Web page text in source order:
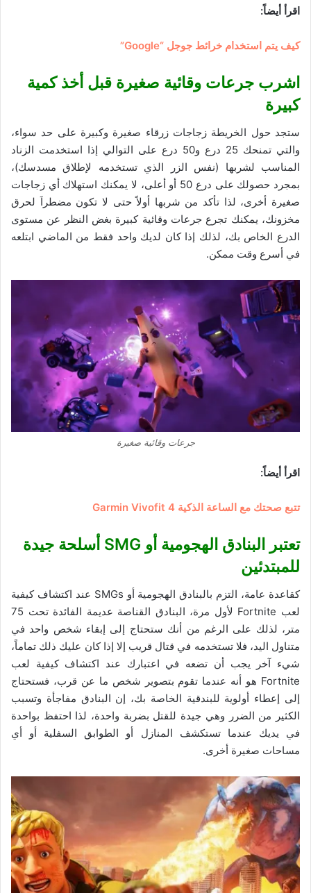
اقرأ أيضاً:
كيف يتم استخدام خرائط جوجل “Google”
اشرب جرعات وقائية صغيرة قبل أخذ كمية
كبيرة
ستجد حول الخريطة زجاجات زرقاء صغيرة وكبيرة على حد سواء،
والتي تمنحك 25 درع و50 درع على التوالي إذا استخدمت الزناد
المناسب لشربها (نفس الزر الذي تستخدمه لإطلاق مسدسك)،
بمجرد حصولك على درع 50 أو أعلى، لا يمكنك استهلاك أي زجاجات
صغيرة أخرى، لذا تأكد من شربها أولاً حتى لا تكون مضطراَ لحرق
مخزونك، يمكنك تجرع جرعات وقائية كبيرة بغض النظر عن مستوى
الدرع الخاص بك، لذلك إذا كان لديك واحد فقط من الماضي ابتلعه
في أسرع وقت ممكن.
جرعات وقائية صغيرة
اقرأ أيضاً:
تتبع صحتك مع الساعة الذكية Garmin Vivofit 4
تعتبر البنادق الهجومية أو
أسلحة جيدة
للمبتدئين
كقاعدة عامة، التزم بالبنادق الهجومية أو SMGs عند اكتشاف كيفية
لعب Fortnite لأول مرة، البنادق القناصة عديمة الفائدة تحت 75
متر، لذلك على الرغم من أنك ستحتاج إلى إبقاء شخص واحد في
متناول اليد، فلا تستخدمه في قتال قريب إلا إذا كان عليك ذلك تماماً،
شيء آخر يجب أن تضعه في اعتبارك عند اكتشاف كيفية لعب
Fortnite هو أنه عندما تقوم بتصوير شخص ما عن قرب، فستحتاج
إلى إعطاء أولوية للبندقية الخاصة بك، إن البنادق مفاجأة وتسبب
الكثير من الضرر وهي جيدة للقتل بضربة واحدة، لذا احتفظ بواحدة
في يديك عندما تستكشف المنازل أو الطوابق السفلية أو أي
مساحات صغيرة أخرى.